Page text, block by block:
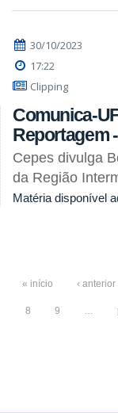
30/10/2023
17:22
Clipping
Comunica-
Reportagem
Cepes divulga
da Região
Matéria disponível
« início ‹ anterior
8 9 …